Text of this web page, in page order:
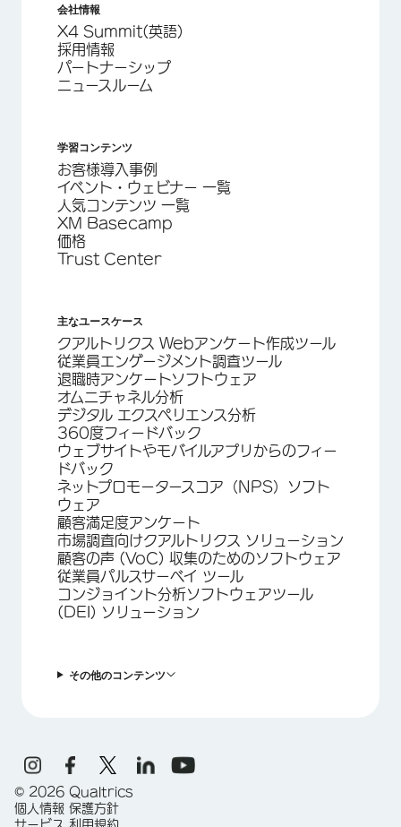
会社情報
X4 Summit(英語)
採用情報
パートナーシップ
ニュースルーム
学習コンテンツ
お客様導入事例
イベント・ウェビナー 一覧
人気コンテンツ 一覧
XM Basecamp
価格
Trust Center
主なユースケース
クアルトリクス Webアンケート作成ツール
従業員エンゲージメント調査ツール
退職時アンケートソフトウェア
オムニチャネル分析
デジタル エクスペリエンス分析
360度フィードバック
ウェブサイトやモバイルアプリからのフィー
ドバック
ネットプロモータースコア（NPS）ソフト
ウェア
顧客満足度アンケート
市場調査向けクアルトリクス ソリューション
顧客の声 (VoC) 収集のためのソフトウェア
従業員パルスサーベイ ツール
コンジョイント分析ソフトウェアツール
(DEI) ソリューション
その他のコンテンツ
© 2026 Qualtrics
個人情報 保護方針
サービス 利用規約